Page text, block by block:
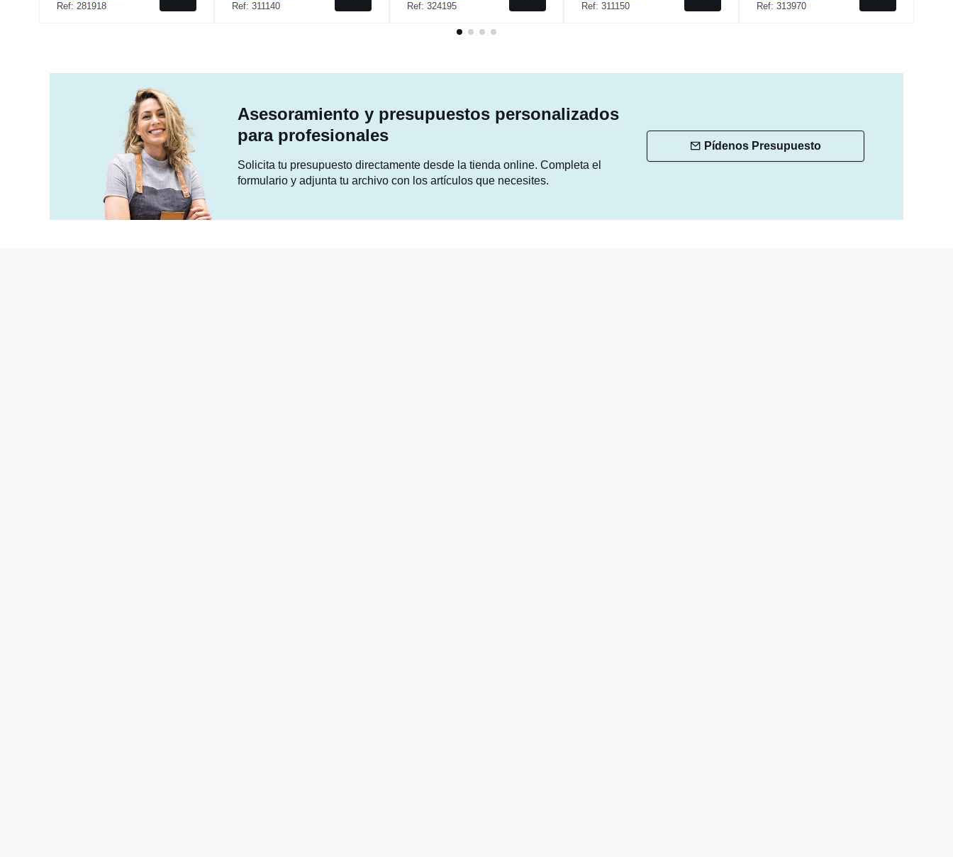
Ref: 281918 Ref: 311140 Ref: 324195 Ref: 311150 Ref: 313970
Asesoramiento y presupuestos personalizados
para profesionales
Solicita tu presupuesto directamente desde la tienda online. Completa el
formulario y adjunta tu archivo con los artículos que necesites.
Pídenos Presupuesto